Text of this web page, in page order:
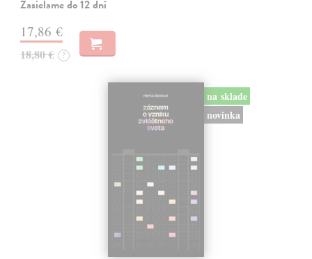
Zasielame do 12 dní
17,86 €
18,80 € ?
na sklade
novinka